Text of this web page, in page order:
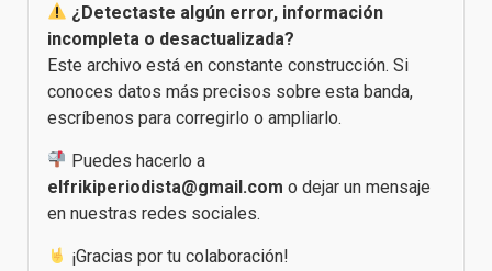
¿Detectaste algún error, información
incompleta o desactualizada?
Este archivo está en constante construcción. Si
conoces datos más precisos sobre esta banda,
escríbenos para corregirlo o ampliarlo.
Puedes hacerlo a
elfrikiperiodista@gmail.com o dejar un mensaje
en nuestras redes sociales.
¡Gracias por tu colaboración!